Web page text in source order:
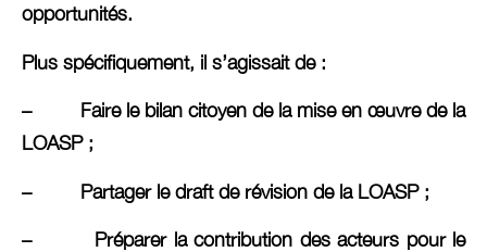
opportunités.
Plus spécifiquement, il s’agissait de :
– Faire le bilan citoyen de la mise en œuvre de la
LOASP ;
– Partager le draft de révision de la LOASP ;
– Préparer la contribution des acteurs pour le